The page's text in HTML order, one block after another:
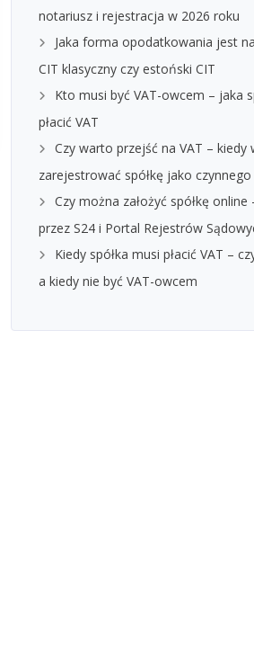
notariusz i rejestracja w 2026 roku
Jaka forma opodatkowania jest
CIT klasyczny czy estoński CIT
Kto musi być VAT-owcem – jaka
płacić VAT
Czy warto przejść na VAT – kiedy
zarejestrować spółkę jako
Czy można założyć spółkę
przez S24 i Portal Rejestrów
Kiedy spółka musi płacić VAT –
a kiedy nie być VAT-owcem